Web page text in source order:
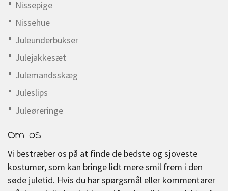
Nissepige
Nissehue
Juleunderbukser
Julejakkesæt
Julemandsskæg
Juleslips
Juleøreringe
Om os
Vi bestræber os på at finde de bedste og sjoveste
kostumer, som kan bringe lidt mere smil frem i den
søde juletid. Hvis du har spørgsmål eller kommentarer